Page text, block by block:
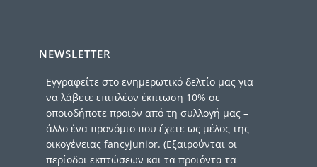
NEWSLETTER
Εγγραφείτε στο ενημερωτικό δελτίο μας για
να λάβετε επιπλέον έκπτωση 10% σε
οποιοδήποτε προϊόν από τη συλλογή μας –
άλλο ένα προνόμιο που έχετε ως μέλος της
οικογένειας fancyjunior. (Εξαιρούνται οι
περίοδοι εκπτώσεων και τα προιόντα τα